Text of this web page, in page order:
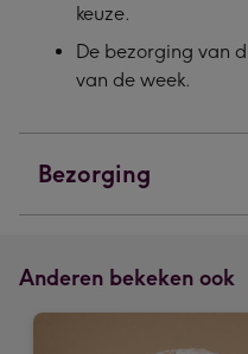
keuze.
De bezorging van
van de week.
Bezorging
Anderen bekeken ook